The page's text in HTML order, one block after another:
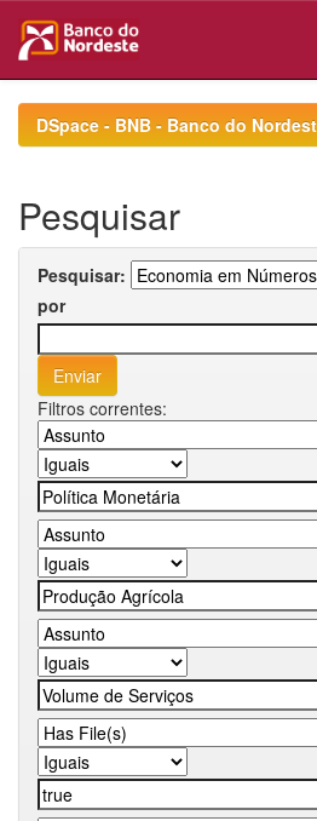
navigationDSpace - BNB - Banco do
Pesquisar
Pesquisar:
por
Filtros correntes: